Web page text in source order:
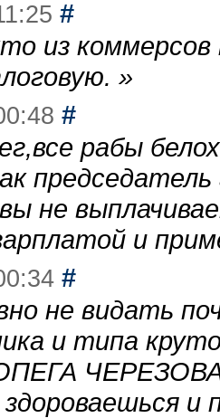
#
из
»
#
рабы
не
и
#
не видать
и типа
здороваешься